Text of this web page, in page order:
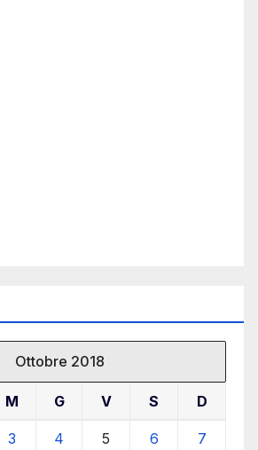
Ottobre 2018
M G V S D
3 4 5 6 7